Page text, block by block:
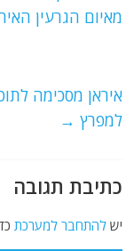
A
raמאיום הגרעין
איראן מסכימה
למפרץ →
כתיבת תגובה
ישלהתחבר למערכת